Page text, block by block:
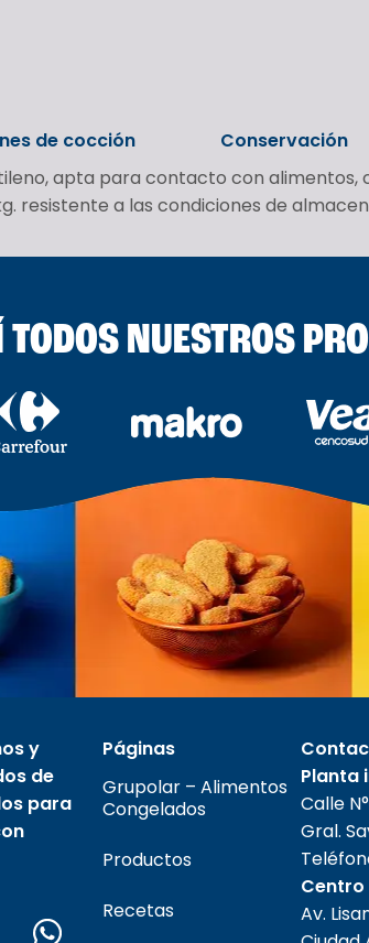
de cocción Conservación
apta para contacto con
resistente a las condiciones de
NUESTROS
y
de
para
Páginas
Grupolar – Alimentos
Congelados
Productos
Recetas
Planta
Calle
Gral.
Av.